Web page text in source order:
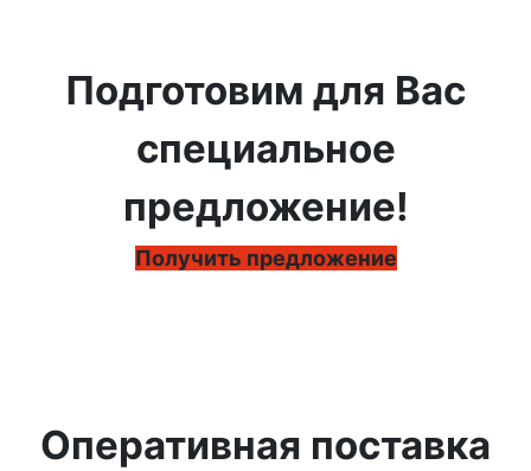
Подготовим для Вас
специальное
предложение!
Получить предложение
Оперативная поставка